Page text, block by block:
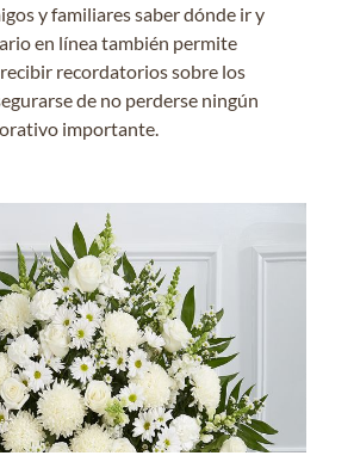
y familiares saber dónde ir y
en línea también permite
recordatorios sobre los
de no perderse ningún
importante.